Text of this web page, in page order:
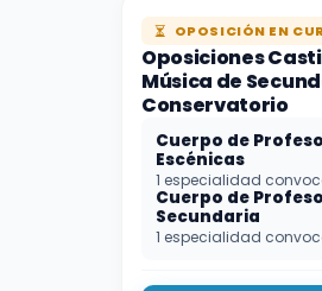
OPOSICIÓN EN
Oposiciones
Música de
Conservatorio
Cuerpo de
Escénicas
1 especialidad
Cuerpo de
Secundaria
1 especialidad